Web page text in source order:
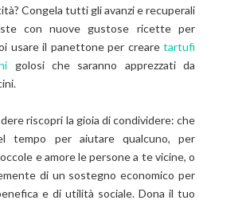
Congela tutti gli avanzi e recuperali
con nuove gustose ricette per
usare il panettone per creare tartufi
golosi che saranno apprezzati da
riscopri la gioia di condividere: che
tempo per aiutare qualcuno, per
e amore le persone a te vicine, o
di un sostegno economico per
e di utilità sociale. Dona il tuo